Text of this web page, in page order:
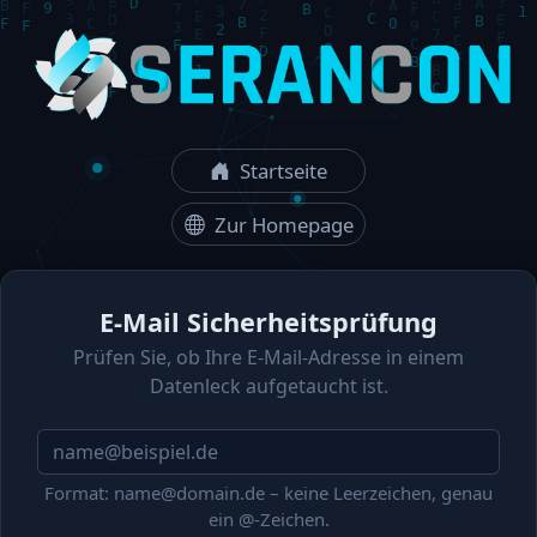
Startseite
Zur Homepage
E-Mail Sicherheitsprüfung
Prüfen Sie, ob Ihre E-Mail-Adresse in einem
Datenleck aufgetaucht ist.
Format: name@domain.de – keine Leerzeichen, genau
ein @-Zeichen.